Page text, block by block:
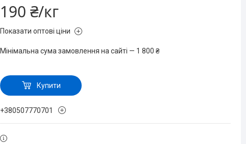
190 ₴/кг
Показати оптові ціни
Мінімальна сума замовлення на сайті — 1 800 ₴
Купити
+380507770701